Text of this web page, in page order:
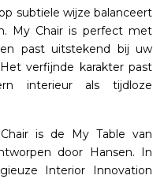
subtiele wijze balanceert
My Chair is perfect met
past uitstekend bij uw
verfijnde karakter past
interieur als tijdloze
is de My Table van
door Hansen. In
Interior Innovation